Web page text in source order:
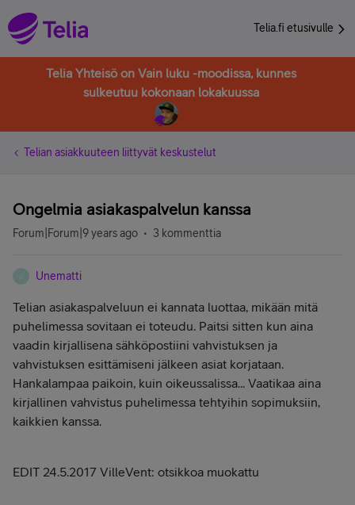
Telia.fi etusivulle
Telia Yhteisö on Vain luku -moodissa, kunnes
sulkeutuu kokonaan lokakuussa
Telian asiakkuuteen liittyvät keskustelut
Ongelmia asiakaspalvelun kanssa
Forum|Forum|9 years ago 3 kommenttia
Unematti
Telian asiakaspalveluun ei kannata luottaa, mikään mitä
puhelimessa sovitaan ei toteudu. Paitsi sitten kun aina
vaadin kirjallisena sähköpostiini vahvistuksen ja
vahvistuksen esittämiseni jälkeen asiat korjataan.
Hankalampaa paikoin, kuin oikeussalissa... Vaatikaa aina
kirjallinen vahvistus puhelimessa tehtyihin sopimuksiin,
kaikkien kanssa.
EDIT 24.5.2017 VilleVent: otsikkoa muokattu